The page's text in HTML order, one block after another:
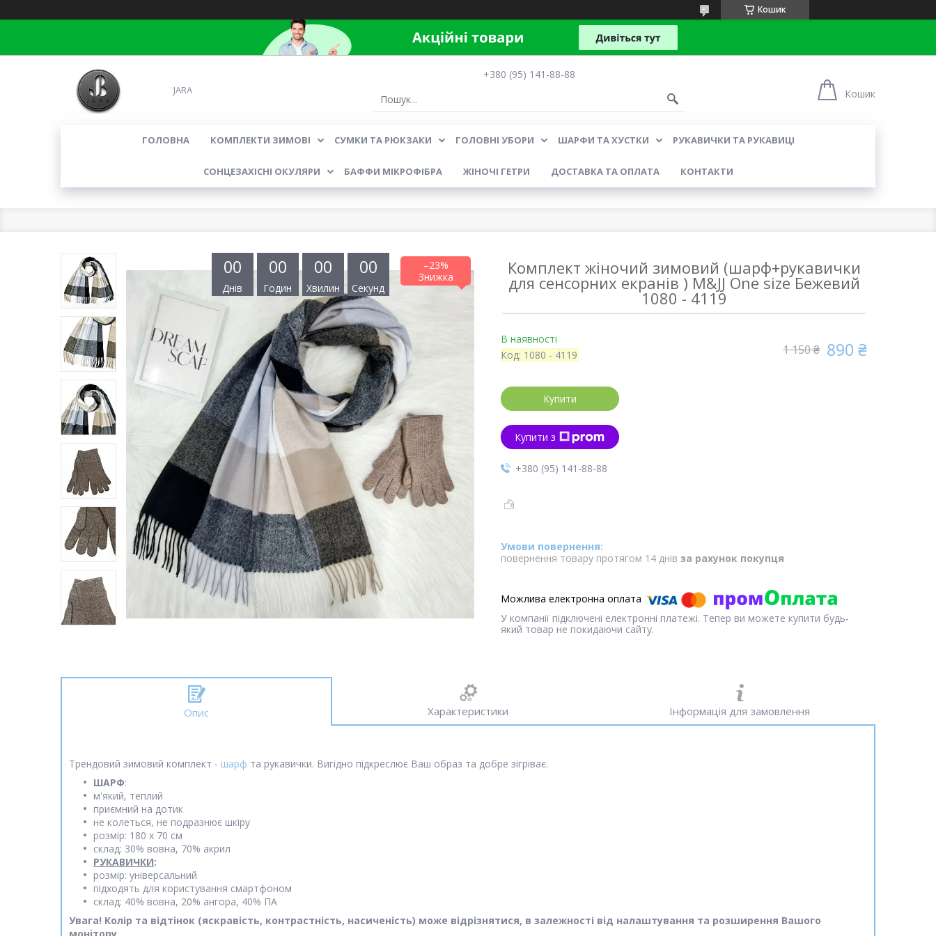
Кошик
JARA
+380 (95) 141-88-88
Кошик
ГОЛОВНА КОМПЛЕКТИ ЗИМОВІ СУМКИ ТА РЮКЗАКИ ГОЛОВНІ УБОРИ ШАРФИ ТА ХУСТКИ РУКАВИЧКИ ТА РУКАВИЦІ
СОНЦЕЗАХІСНІ ОКУЛЯРИ БАФФИ МІКРОФІБРА ЖІНОЧІ ГЕТРИ ДОСТАВКА ТА ОПЛАТА КОНТАКТИ
–23%
00
Днів
00
Годин
00
Хвилин
00
Секунд
Комплект жіночий зимовий (шарф+рукавички
для сенсорних екранів ) M&JJ One size Бежевий
1080 - 4119
В наявності
Код: 1080 - 4119 1 150 ₴ 890 ₴
Купити
Купити з
+380 (95) 141-88-88
повернення товару протягом 14 днів за рахунок покупця
У компанії підключені електронні платежі. Тепер ви можете купити будь-
який товар не покидаючи сайту.
Опис Характеристики Інформація для замовлення
Трендовий зимовий комплект - шарф та рукавички. Вигідно підкреслює Ваш образ та добре зігріває.
ШАРФ:
м'який, теплий
приємний на дотик
не колеться, не подразнює шкіру
розмір: 180 х 70 см
склад: 30% вовна, 70% акрил
РУКАВИЧКИ:
розмір: універсальний
підходять для користування смартфоном
склад: 40% вовна, 20% ангора, 40% ПА
Увага! Колір та відтінок (яскравість, контрастність, насиченість) може відрізнятися, в залежності від налаштування та розширення Вашого